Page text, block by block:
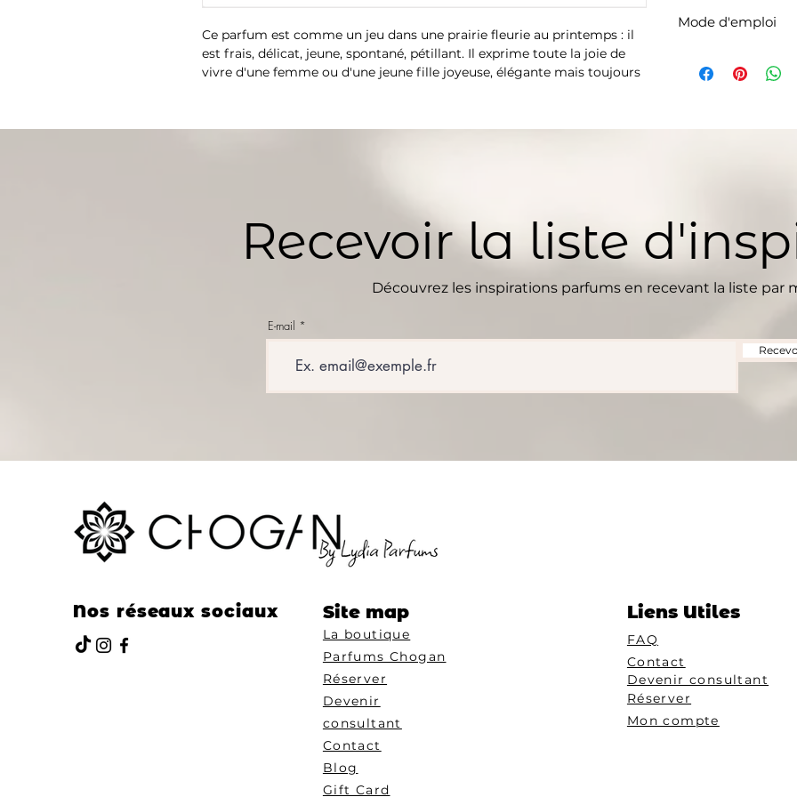
Ce parfum est comme un jeu dans une prairie fleurie au printemps : il
est frais, délicat, jeune, spontané, pétillant. Il exprime toute la joie de
vivre d'une femme ou d'une jeune fille joyeuse, élégante mais toujours
Famille olfactive : Chypré fruité
alcohol, eugenol,
produit acheté.
incandescent.
Expiration : 36
Mode d'emploi
(une petite
Recevoir la liste
Découvrez les inspirations parfums en recevant la liste par
E-mail
Nos réseaux sociaux Site map
La boutique
Parfums Chogan
Réserver
Devenir
consultant
Contact
Blog
Gift Card
Liens Utiles
FAQ
Contact
Réserver
Devenir consultant
Mon compte